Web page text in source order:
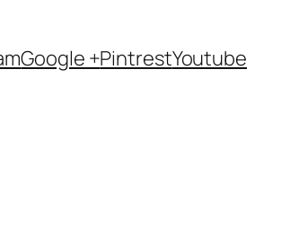
Google +PintrestYoutube